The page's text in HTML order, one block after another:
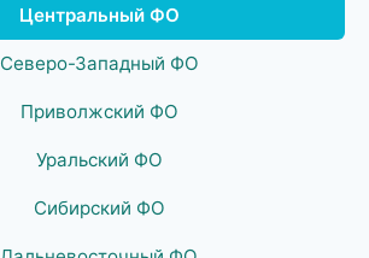
Центральный ФО
Северо-Западный ФО
Приволжский ФО
Уральский ФО
Сибирский ФО